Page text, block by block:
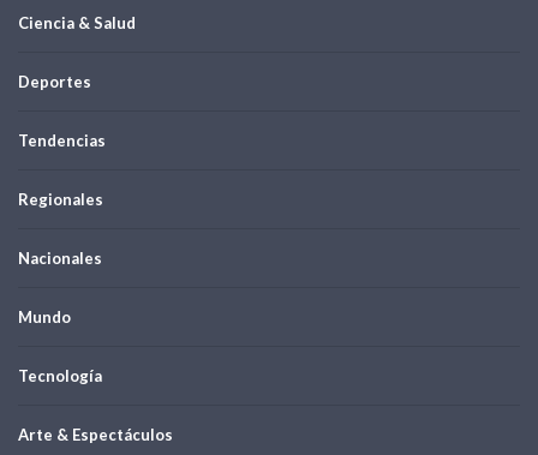
Ciencia & Salud
Deportes
Tendencias
Regionales
Nacionales
Mundo
Tecnología
Arte & Espectáculos